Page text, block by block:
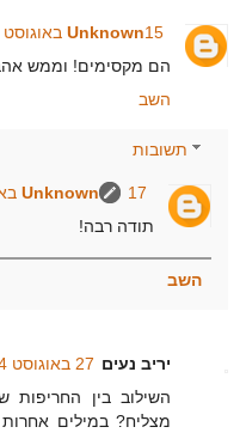
Unknown15 באוגוסט 2014 בשעה 23:29
הם מקסימים! וממש
השב
תשובות
Unknown
17 באוגוסט 2014 בשעה 10:35
תודה רבה!
השב
יריב נעים 27 באוגוסט 2014 בשעה 23:08
השילוב בין
מצליח? במילים